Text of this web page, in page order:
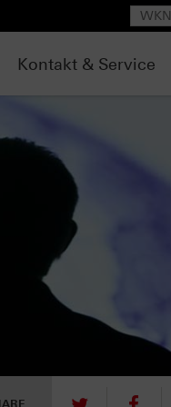
Suche
Kontakt & Service
tweet